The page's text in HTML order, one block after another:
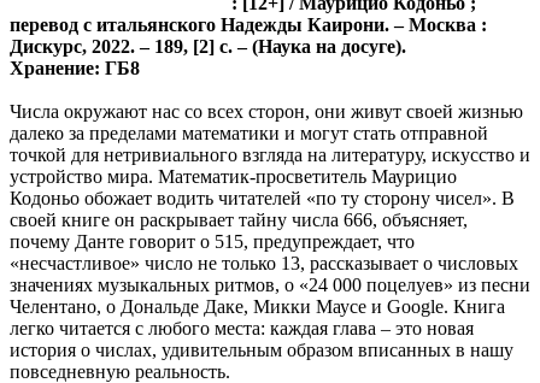
перевод с итальянского Надежды Каирони. – Москва :
Дискурс, 2022. – 189, [2] с. – (Наука на досуге).
Хранение: ГБ8
Числа окружают нас со всех сторон, они живут своей жизнью
далеко за пределами математики и могут стать отправной
точкой для нетривиального взгляда на литературу, искусство и
устройство мира. Математик-просветитель Маурицио
Кодоньо обожает водить читателей «по ту сторону чисел». В
своей книге он раскрывает тайну числа 666, объясняет,
почему Данте говорит о 515, предупреждает, что
«несчастливое» число не только 13, рассказывает о числовых
значениях музыкальных ритмов, о «24 000 поцелуев» из песни
Челентано, о Дональде Даке, Микки Маусе и Google. Книга
легко читается с любого места: каждая глава – это новая
история о числах, удивительным образом вписанных в нашу
повседневную реальность.